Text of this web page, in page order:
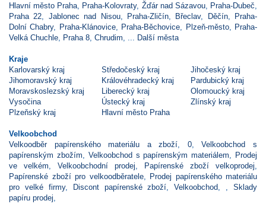
Hlavní město Praha
Praha-Kolovraty, Žďár nad Sázavou, Praha-Dubeč
Praha 22
Jablonec nad Nisou, Praha-Zličín, Břeclav, Děčín,
Praha-
Dolní Chabry, Praha-Klánovice, Praha-Běchovice Plzeň-město,
Praha-
Velká Chuchle
Praha 8 Chrudim Další města
Kraje
Karlovarský kraj
Středočeský kraj
Jihočeský kraj
Jihomoravský kraj
Královéhradecký kraj
Pardubický kraj
Moravskoslezský kraj
Liberecký kraj
Olomoucký kraj
Vysočina
Ústecký kraj
Zlínský kraj
Plzeňský kraj
Hlavní město Praha
Velkoobchod
Velkoodběr papírenského materiálu a zboží
0,Velkoobchod s
papírenským zbožím
Velkoobchod s papírenským materiálem
Prodej
ve velkém
Velkoobchodní prodej Papírenské zboží velkoprodej
Papírenské zboží pro velkoodběratele,
Prodej papírenského materiálu
pro velké firmy, Discont papírenské zboží ,Velkoobchod
Sklady
papíru prodej